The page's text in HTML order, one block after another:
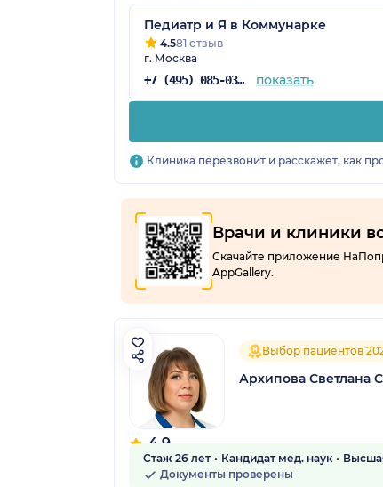
Педиатр и Я в Коммунарке
4.581 отзыв
г. Москва
+7 (495) 085-03-06 показать
Клиника перезвонит и расскажет, как
Врачи и клиники
Скачайте приложение
AppGallery.
4.9
96 отзывов
Выбор пациентов
Архипова Светлана
Стаж 26 лет Кандидат мед. наук
Документы проверены